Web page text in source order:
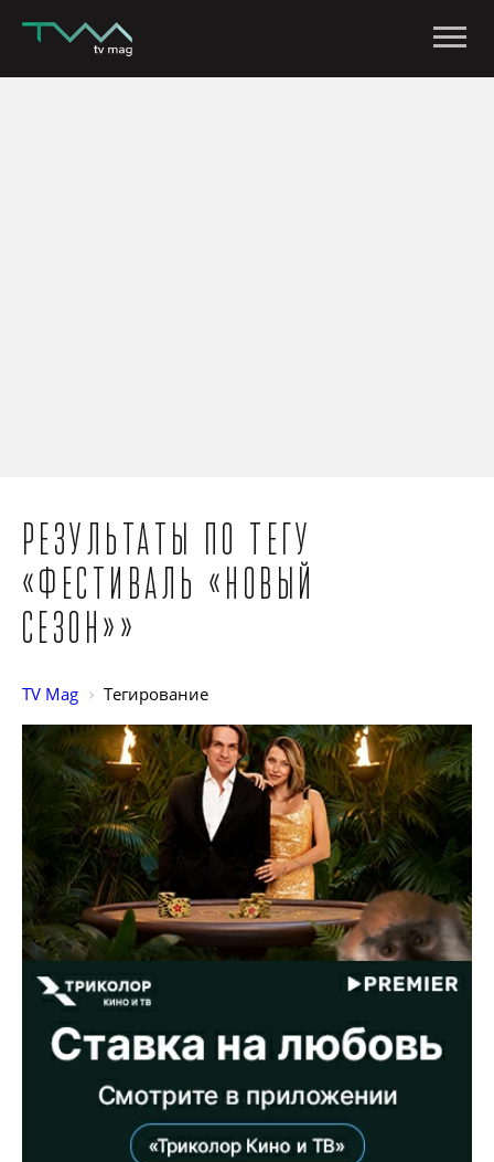
Результаты по тегу
«Фестиваль «Новый
сезон»»
TV Mag Тегирование